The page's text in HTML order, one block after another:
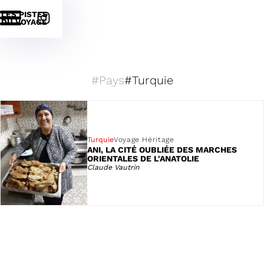
LES PISTES
DU VOYAGE
Pays Turquie
TurquieVoyage Héritage
ANI, LA CITÉ OUBLIÉE DES MARCHES
ORIENTALES DE L'ANATOLIE
Claude Vautrin